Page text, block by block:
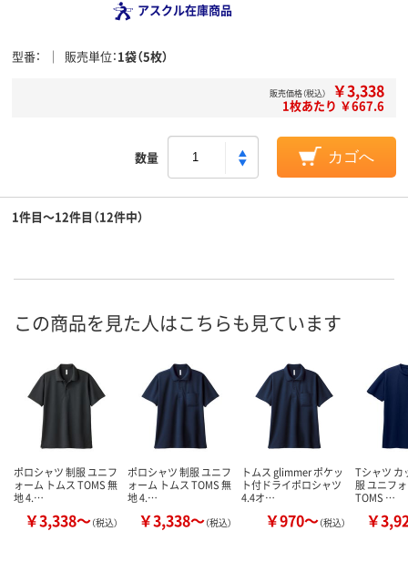
アスクル在庫商品
型番 販売単位 1袋（5枚）
販売価格（税込） ￥3,338
1枚あたり ￥667.6
数量 カゴへ
1件目～12件目（12件中）
この商品を見た人はこちらも見ています
ポロシャツ 制服 ユニフ
ォーム トムス TOMS 無
地 4.…
￥3,338～（税込）
ポロシャツ 制服 ユニフ
ォーム トムス TOMS 無
地 4.…
￥3,338～（税込）
トムス glimmer ポケッ
ト付ドライポロシャツ
4.4オ…
￥970～（税込）
Tシャツ カ
服 ユニフ
TOMS …
￥